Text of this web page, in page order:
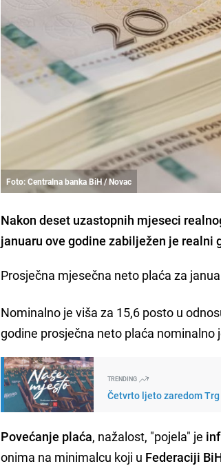
Foto: Centralna banka BiH / Novac
Nakon deset uzastopnih mjeseci
januaru ove godine zabilježen je realni
Prosječna mjesečna neto plaća za
Nominalno je viša za 15,6 posto u
godine prosječna neto plaća nominalno
TRENDING
Četvrto ljeto zaredom
Povećanje plaća, nažalost, "pojela" je
onima na minimalcu koji u Federaciji